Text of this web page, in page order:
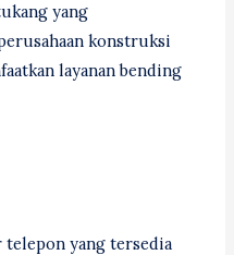
yang
konstruksi
layanan bending
telepon yang tersedia